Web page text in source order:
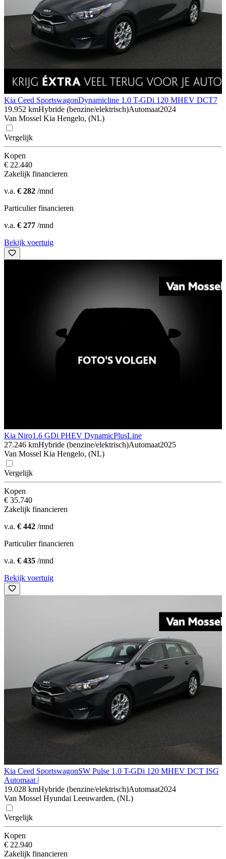
Kia Ceed SportswagonDynamicline 1.0 T-GDi 120 MHEV DCT7
19.952 kmHybride (benzine/elektrisch)Automaat2024
Van Mossel Kia Hengelo, (NL)
Vergelijk
Kopen
€ 22.440
Zakelijk financieren
v.a. € 282 /mnd
Particulier financieren
v.a. € 277 /mnd
Bekijk voertuig
Kia Niro1.6 GDi PHEV DynamicPlusLine
27.246 kmHybride (benzine/elektrisch)Automaat2025
Van Mossel Kia Hengelo, (NL)
Vergelijk
Kopen
€ 35.740
Zakelijk financieren
v.a. € 442 /mnd
Particulier financieren
v.a. € 435 /mnd
Bekijk voertuig
Kia Ceed SportswagonSW Pulse 1.0 T-GDi 120 MHEV DCT ISG
Automaat |
19.028 kmHybride (benzine/elektrisch)Automaat2024
Van Mossel Hyundai Leeuwarden, (NL)
Vergelijk
Kopen
€ 22.940
Zakelijk financieren